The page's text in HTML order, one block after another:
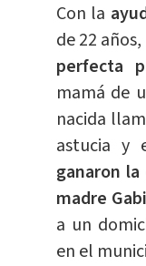
Con la
de 22 años,
perfecta
mamá de
nacida
astucia y
ganaron
madre
a un
en el